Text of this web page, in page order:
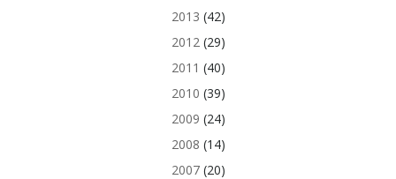
2013 (42)
2012 (29)
2011 (40)
2010 (39)
2009 (24)
2008 (14)
2007(20)